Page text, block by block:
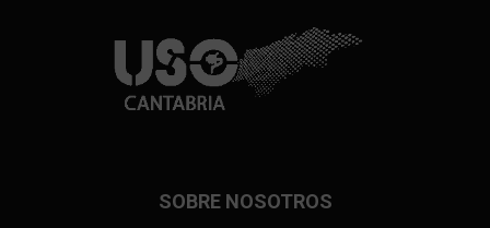
SOBRE NOSOTROS